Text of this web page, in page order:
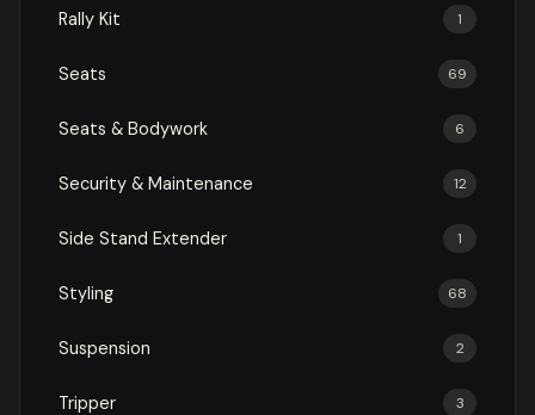
Rally Kit 1
Seats 69
Seats & Bodywork 6
Security & Maintenance 12
Side Stand Extender 1
Styling 68
Suspension 2
Tripper 3